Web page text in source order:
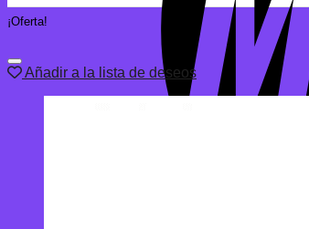
¡Oferta!
Añadir a la lista de deseos